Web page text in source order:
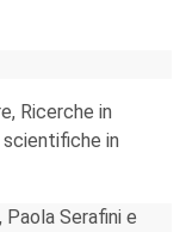
Ricerche in
in
Serafini e